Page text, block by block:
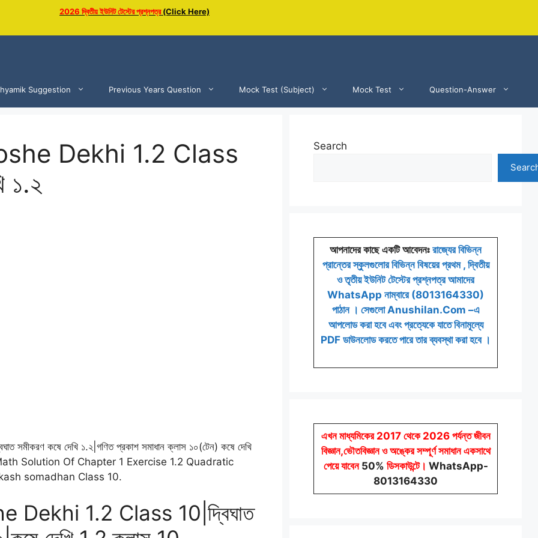
2026 দ্বিতীয় ইউনিট টেস্টের প্রশ্নপত্র(Click Here)
Suggestion Previous Years Question Mock Test (Subject) Mock Test Question-Answer
Dekhi 1.2 Class
১.২
কষে দেখি ১.২|গণিত প্রকাশ সমাধান ক্লাস ১০(টেন) কষে দেখি
Solution Of Chapter 1 Exercise 1.2 Quadratic
somadhan Class 10.
1.2 Class 10|দ্বিঘাত
Search
আপনাদের কাছে একটি আবেদনঃ রাজ্যের বিভিন্ন
প্রান্তের স্কুলগুলোর বিভিন্ন বিষয়ের প্রথম , দ্বিতীয়
ও তৃতীয় ইউনিট টেস্টের প্রশ্নপত্র আমাদের
WhatsApp নাম্বারে (8013164330)
পাঠান । সেগুলো Anushilan.Com –এ
আপলোড করা হবে এবং প্রত্যেকে যাতে বিনামূল্যে
PDF ডাউনলোড করতে পারে তার ব্যবস্থা করা হবে ।
এখন মাধ্যমিকের 2017 থেকে 2026 পর্যন্ত জীবন
বিজ্ঞান,ভৌতবিজ্ঞান ও অঙ্কের সম্পূর্ণ সমাধান একসাথে
পেয়ে যাবেন 50% ডিসকাউন্টে। WhatsApp-
8013164330